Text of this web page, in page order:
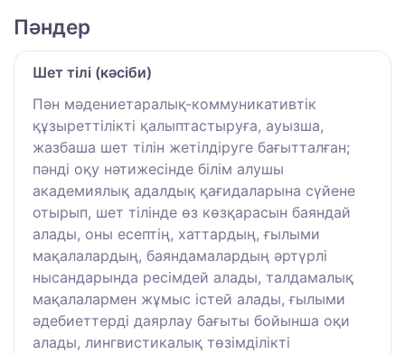
Пәндер
Шет тілі (кәсіби)
Пән мәдениетаралық-коммуникативтік
құзыреттілікті қалыптастыруға, ауызша,
жазбаша шет тілін жетілдіруге бағытталған;
пәнді оқу нәтижесінде білім алушы
академиялық адалдық қағидаларына сүйене
отырып, шет тілінде өз көзқарасын баяндай
алады, оны есептің, хаттардың, ғылыми
мақалалардың, баяндамалардың әртүрлі
нысандарында ресімдей алады, талдамалық
мақалалармен жұмыс істей алады, ғылыми
әдебиеттерді даярлау бағыты бойынша оқи
алады, лингвистикалық төзімділікті